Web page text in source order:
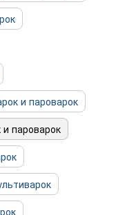
и пароварок
пароварок